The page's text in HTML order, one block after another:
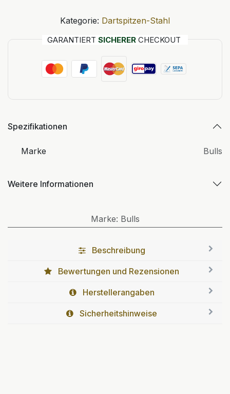
Kategorie: Dartspitzen-Stahl
GARANTIERT SICHERER CHECKOUT
Spezifikationen
Marke Bulls
Weitere Informationen
Marke: Bulls
Beschreibung
Bewertungen und Rezensionen
Herstellerangaben
Sicherheitshinweise